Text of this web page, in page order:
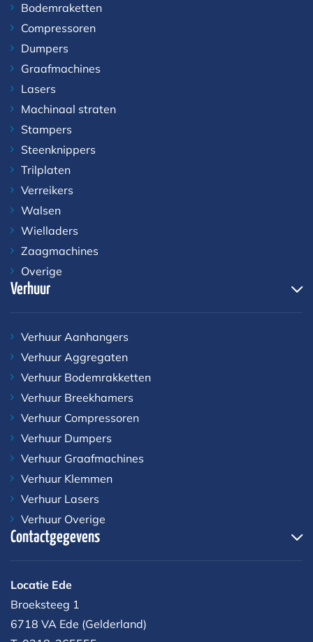
Bodemraketten
Compressoren
Dumpers
Graafmachines
Lasers
Machinaal straten
Stampers
Steenknippers
Trilplaten
Verreikers
Walsen
Wielladers
Zaagmachines
Overige
Verhuur
Verhuur Aanhangers
Verhuur Aggregaten
Verhuur Bodemrakketten
Verhuur Breekhamers
Verhuur Compressoren
Verhuur Dumpers
Verhuur Graafmachines
Verhuur Klemmen
Verhuur Lasers
Verhuur Overige
Contactgegevens
Locatie Ede
Broeksteeg 1
6718 VA Ede (Gelderland)